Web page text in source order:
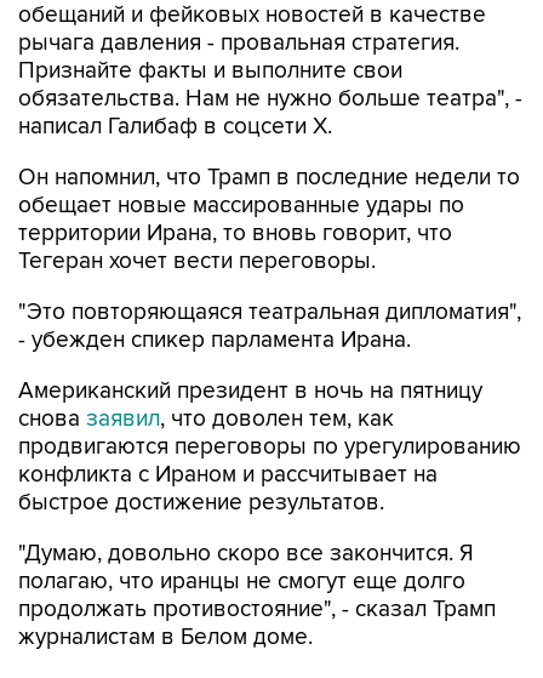
Признайте факты и выполните свои
обязательства. Нам не нужно больше театра", -
написал Галибаф в соцсети X.
Он напомнил, что Трамп в последние недели то
территории Ирана, то вновь говорит, что
Тегеран хочет вести переговоры.
"Это повторяющаяся театральная дипломатия",
Американский президент в ночь на пятницу
продвигаются переговоры по урегулированию
конфликта с Ираном и рассчитывает на
быстрое достижение результатов.
"Думаю, довольно скоро все закончится. Я
продолжать противостояние", - сказал Трамп
журналистам в Белом доме.
Между тем в среду в интервью Fox News он